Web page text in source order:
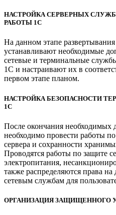
НАСТРОЙКА СЕРВЕРНЫХ СЛУЖБ
РАБОТЫ 1С
На данном этапе
устанавливают необходимые
сетевые и терминальные
1С и настраивают их в
первом этапе планом.
НАСТРОЙКА БЕЗОПАСНОСТИ
1С
После окончания необходимых
необходимо провести работы
сервера и сохранности
Проводятся работы по защите
электропитания,
также распределяются права
сетевым службам для
ОРГАНИЗАЦИЯ ЗАЩИЩЕННОГО